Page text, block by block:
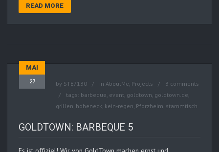
READ MORE
MAI
27 by STE7130 in AboutMe, Projects
3 comments
tags: barbeque, event, goldtown, goldtown.de,
grillen, hoheneck, kein-regen, Pforzheim, stammtisch
GOLDTOWN: BARBEQUE 5